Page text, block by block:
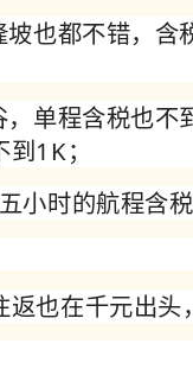
也都不错，含
单程含税也不
1K；
小时的航程含
返也在千元出头